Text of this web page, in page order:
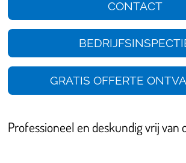
CONTACT
GRATIS OFFERTE
Professioneel en deskundig vrij van